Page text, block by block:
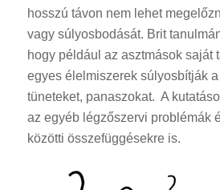
hosszú távon nem lehet
vagy súlyosbodását. Brit
hogy például az asztmások saját
egyes élelmiszerek súlyosbítják
tüneteket, panaszokat. A
az egyéb légzőszervi problémák
közötti összefüggésekre is.